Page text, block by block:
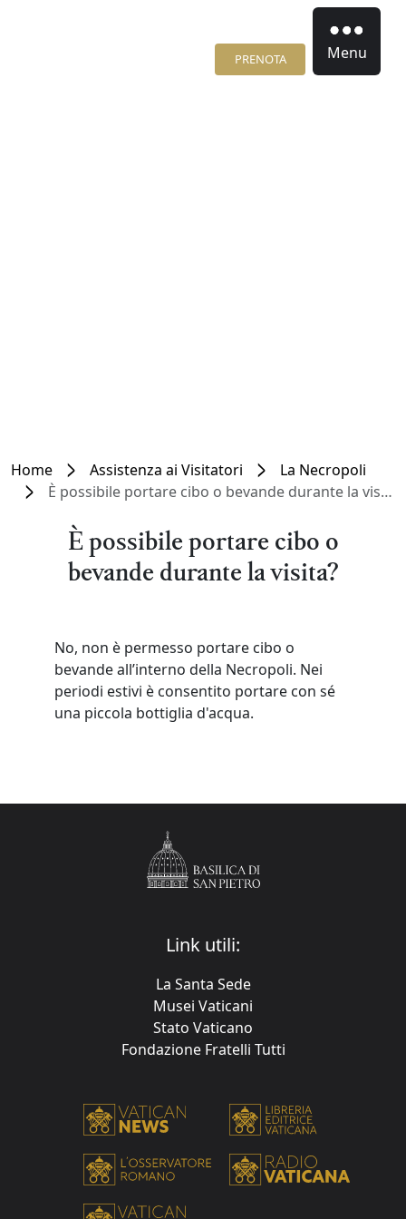
PRENOTA Menu
Home Assistenza ai Visitatori
La Necropoli
È possibile portare cibo o bevande durante la visita?
È possibile portare cibo o
bevande durante la visita?
No, non è permesso portare cibo o
bevande all’interno della Necropoli. Nei
periodi estivi è consentito portare con sé
una piccola bottiglia d'acqua.
Link utili:
La Santa Sede
Musei Vaticani
Stato Vaticano
Fondazione Fratelli Tutti